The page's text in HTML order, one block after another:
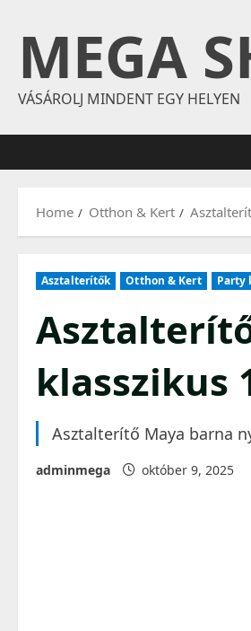
content
MEGA
VÁSÁROLJ MINDENT EGY HELYEN
Home Otthon & Kert
Asztalterítők Otthon & Kert Party
klasszikus
Asztalterítő Maya barna
adminmega október 9, 2025